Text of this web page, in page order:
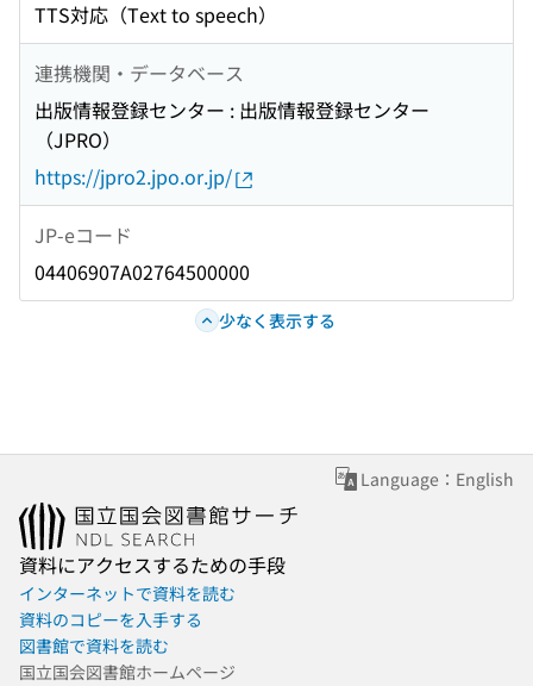
TTS対応（Text to speech）
連携機関・データベース
出版情報登録センター : 出版情報登録センター
（JPRO）
https://jpro2.jpo.or.jp/
JP-eコード
04406907A02764500000
少なく表示する
Language：English
資料にアクセスするための手段
インターネットで資料を読む
資料のコピーを入手する
図書館で資料を読む
国立国会図書館ホームページ